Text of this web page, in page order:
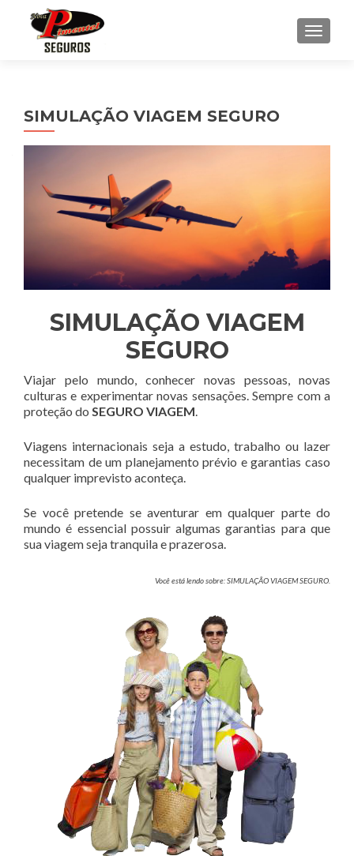
SIMULAÇÃO VIAGEM SEGURO
SIMULAÇÃO VIAGEM
SEGURO
Viajar pelo mundo, conhecer novas pessoas, novas
culturas e experimentar novas sensações. Sempre com a
proteção do SEGURO VIAGEM
Viagens internacionais seja a estudo, trabalho ou lazer
necessitam de um planejamento prévio e garantias caso
qualquer imprevisto aconteça.
Se você pretende se aventurar em qualquer parte do
mundo é essencial possuir algumas garantias para que
sua viagem seja tranquila e prazerosa.
Você está lendo sobre: SIMULAÇÃO VIAGEM SEGURO.